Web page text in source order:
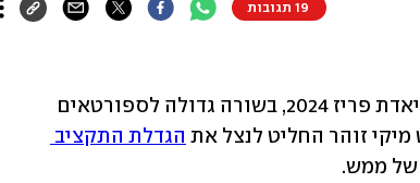
19 תגובות
זוהר החליט לנצל את
של ממש.